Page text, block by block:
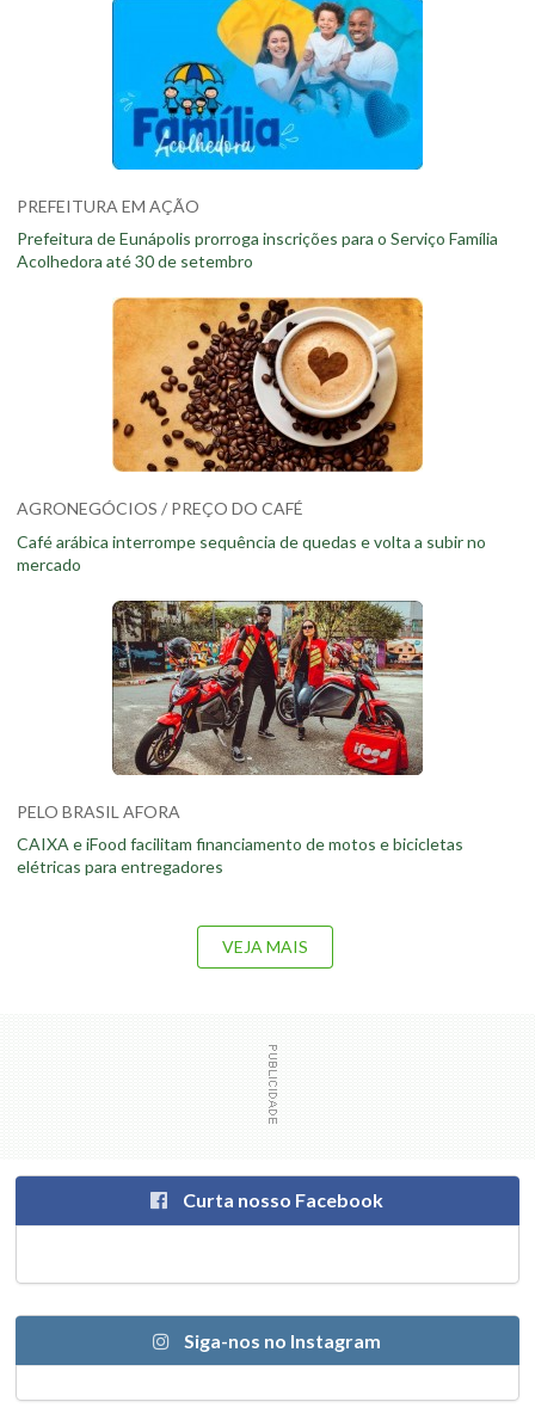
PREFEITURA EM AÇÃO
Prefeitura de Eunápolis prorroga inscrições para o Serviço Família
Acolhedora até 30 de setembro
AGRONEGÓCIOS / PREÇO DO CAFÉ
Café arábica interrompe sequência de quedas e volta a subir no
mercado
PELO BRASIL AFORA
CAIXA e iFood facilitam financiamento de motos e bicicletas
elétricas para entregadores
VEJA MAIS
Curta nosso Facebook
Siga-nos no Instagram